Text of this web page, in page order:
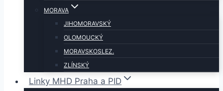
MORAVA
JIHOMORAVSKÝ
OLOMOUCKÝ
MORAVSKOSLEZ.
ZLÍNSKÝ
Linky MHD Praha a PID